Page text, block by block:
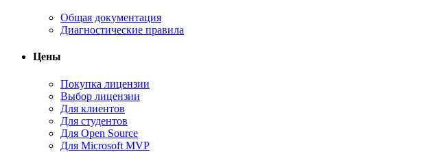
Общая документация
Диагностические правила
Цены
Покупка лицензии
Выбор лицензии
Для клиентов
Для студентов
Для Open Source
Для Microsoft MVP